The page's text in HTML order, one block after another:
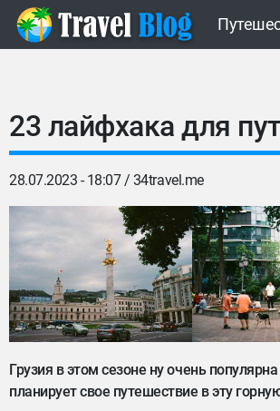
23 лайфхака для
28.07.2023 - 18:07 / 34travel.me
Грузия в этом сезоне ну очень
планирует свое путешествие в эту